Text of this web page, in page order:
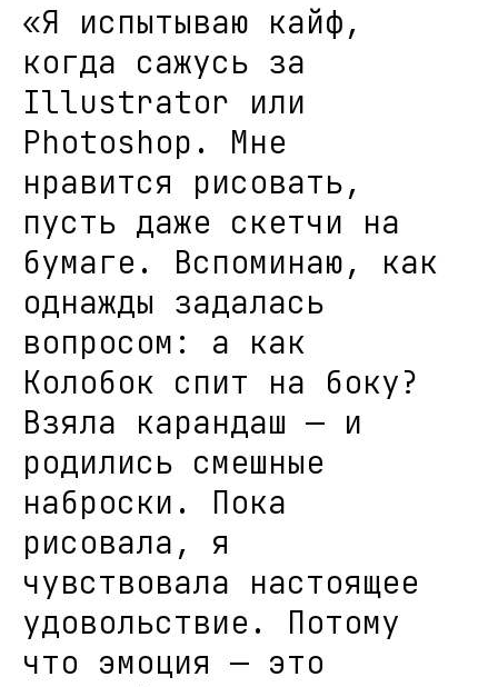
«Я испытываю кайф,
когда сажусь за
Illustrator или
Photoshop. Мне
нравится рисовать,
пусть даже скетчи на
бумаге. Вспоминаю, как
однажды задалась
вопросом: а как
Колобок спит на боку?
Взяла карандаш — и
родились смешные
наброски. Пока
рисовала, я
чувствовала настоящее
удовольствие. Потому
что эмоция — это